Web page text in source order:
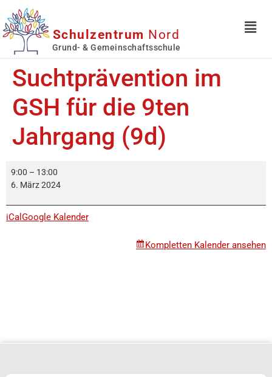
Schulzentrum Nord
Grund- & Gemeinschaftsschule
Suchtprävention im
GSH für die 9ten
Jahrgang (9d)
9:00 – 13:00
6. März 2024
iCal Google Kalender
Kompletten Kalender ansehen